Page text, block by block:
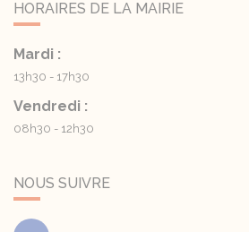
HORAIRES DE LA MAIRIE
Mardi :
13h30 - 17h30
Vendredi :
08h30 - 12h30
NOUS SUIVRE